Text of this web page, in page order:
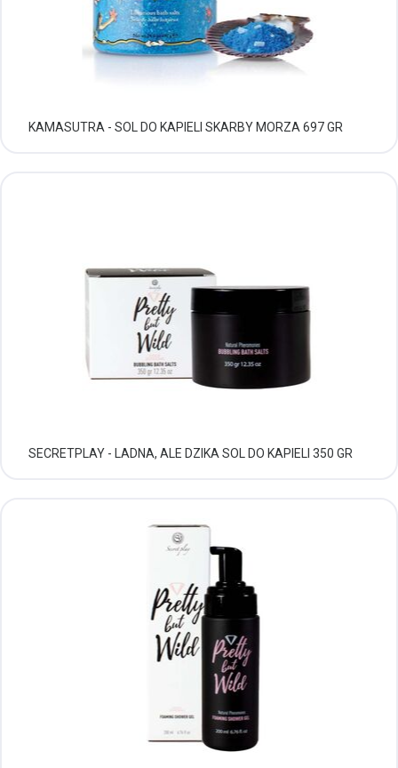
KAMASUTRA - SOL DO KAPIELI SKARBY MORZA 697 GR
SECRETPLAY - LADNA, ALE DZIKA SOL DO KAPIELI 350 GR